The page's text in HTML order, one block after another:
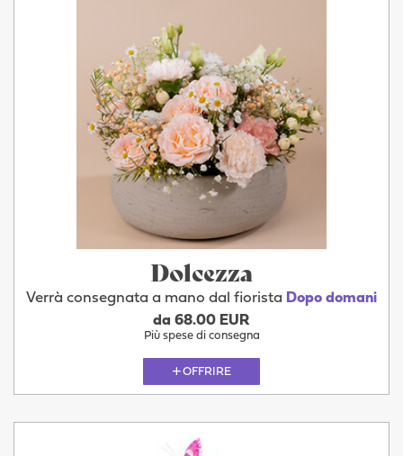
Dolcezza
Verrà consegnata a mano dal fiorista Dopo domani
da 68.00 EUR
Più spese di consegna
OFFRIRE